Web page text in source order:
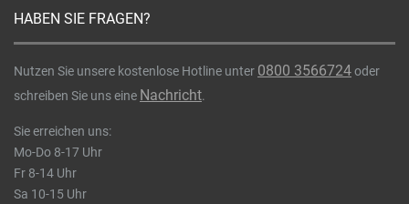
HABEN SIE FRAGEN?
Nutzen Sie unsere kostenlose Hotline unter 0800 3566724oder
schreiben Sie uns eine Nachricht.
Sie erreichen uns:
Mo-Do 8-17 Uhr
Fr 8-14 Uhr
Sa 10-15 Uhr